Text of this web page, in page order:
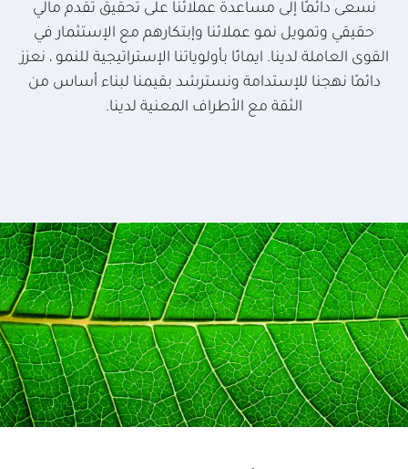
نسعى دائمًا إلى مساعدة عملائنا على تحقيق تقدم مالي
حقيقي وتمويل نمو عملائنا وإبتكارهم مع الإستثمار في
القوى العاملة لدينا. ايمانًا بأولوياتنا الإستراتيجية للنمو ، نعزز
دائمًا نهجنا للإستدامة ونسترشد بقيمنا لبناء أساس من
الثقة مع الأطراف المعنية لدينا.